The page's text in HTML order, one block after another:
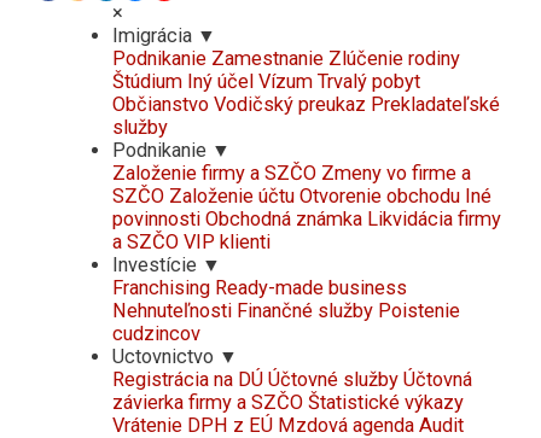
×
Imigrácia ▼
Podnikanie Zamestnanie Zlúčenie rodiny
Štúdium Iný účel Vízum Trvalý pobyt
Občianstvo Vodičský preukaz Prekladateľské
služby
Podnikanie ▼
Založenie firmy a SZČO Zmeny vo firme a
SZČO Založenie účtu Otvorenie obchodu Iné
povinnosti Obchodná známka Likvidácia firmy
a SZČO VIP klienti
Investície ▼
Franchising Ready-made business
Nehnuteľnosti Finančné služby Poistenie
cudzincov
Uctovnictvo ▼
Registrácia na DÚ Účtovné služby Účtovná
závierka firmy a SZČO Štatistické výkazy
Vrátenie DPH z EÚ Mzdová agenda Audit